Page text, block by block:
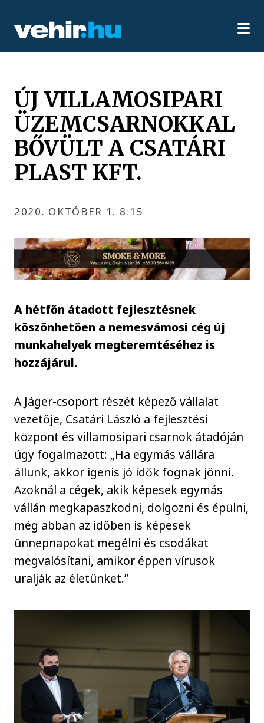
ÚJ VILLAMOSIPARI
ÜZEMCSARNOKKAL
BŐVÜLT A CSATÁRI
PLAST KFT.
2020. OKTÓBER 1. 8:15
A hétfőn átadott fejlesztésnek
köszönhetően a nemesvámosi cég új
munkahelyek megteremtéséhez is
hozzájárul.
A Jáger-csoport részét képező vállalat
vezetője, Csatári László a fejlesztési
központ és villamosipari csarnok átadóján
úgy fogalmazott: „Ha egymás vállára
állunk, akkor igenis jó idők fognak jönni.
Azoknál a cégek, akik képesek egymás
vállán megkapaszkodni, dolgozni és épülni,
még abban az időben is képesek
ünnepnapokat megélni és csodákat
megvalósítani, amikor éppen vírusok
uralják az életünket.”